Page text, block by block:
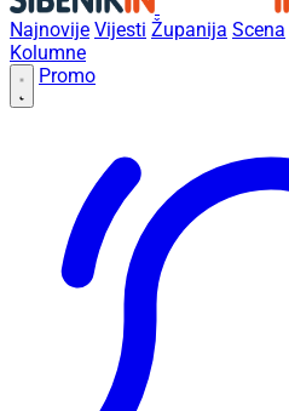
Najnovije Vijesti Županija Scena
Kolumne
Promo